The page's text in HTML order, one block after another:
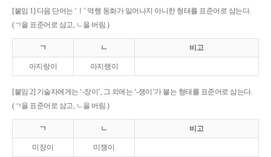
[붙임 1] 다음 단어는 ‘ㅣ’ 역행 동화가 일어나지 아니한 형태를 표준어로 삼는다.
(ㄱ을 표준어로 삼고, ㄴ을 버림.)
ㄱ ㄴ 비고
아지랑이 아지랭이
[붙임 2] 기술자에게는 ‘-장이’, 그 외에는 ‘-쟁이’가 붙는 형태를 표준어로 삼는다.
(ㄱ을 표준어로 삼고, ㄴ을 버림.)
ㄱ ㄴ 비고
미장이 미쟁이